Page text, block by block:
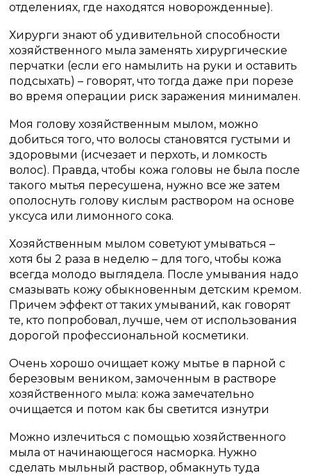
отделениях, где находятся новорожденные).
Хирурги знают об удивительной способности
хозяйственного мыла заменять хирургические
перчатки (если его намылить на руки и оставить
подсыхать) – говорят, что тогда даже при порезе
во время операции риск заражения минимален.
Моя голову хозяйственным мылом, можно
добиться того, что волосы становятся густыми и
здоровыми (исчезает и перхоть, и ломкость
волос). Правда, чтобы кожа головы не была после
такого мытья пересушена, нужно все же затем
ополоснуть голову кислым раствором на основе
уксуса или лимонного сока.
Хозяйственным мылом советуют умываться –
хотя бы 2 раза в неделю – для того, чтобы кожа
всегда молодо выглядела. После умывания надо
смазывать кожу обыкновенным детским кремом.
Причем эффект от таких умываний, как говорят
те, кто попробовал, лучше, чем от использования
дорогой профессиональной косметики.
Очень хорошо очищает кожу мытье в парной с
березовым веником, замоченным в растворе
хозяйственного мыла: кожа замечательно
очищается и потом как бы светится изнутри
Можно излечиться с помощью хозяйственного
мыла от начинающегося насморка. Нужно
сделать мыльный раствор, обмакнуть туда